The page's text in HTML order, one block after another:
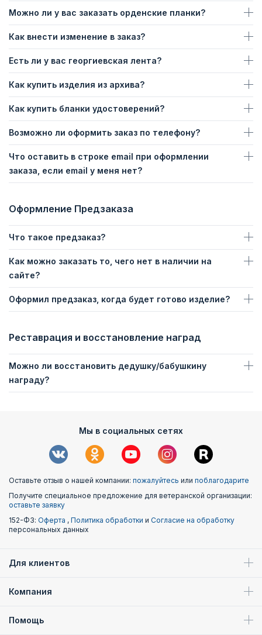
Можно ли у вас заказать орденские планки?
Как внести изменение в заказ?
Есть ли у вас георгиевская лента?
Как купить изделия из архива?
Как купить бланки удостоверений?
Возможно ли оформить заказ по телефону?
Что оставить в строке email при оформлении
заказа, если email у меня нет?
Оформление Предзаказа
Что такое предзаказ?
Как можно заказать то, чего нет в наличии на
сайте?
Оформил предзаказ, когда будет готово изделие?
Реставрация и восстановление наград
Можно ли восстановить дедушку/бабушкину
награду?
Мы в социальных сетях
Оставьте отзыв о нашей компании: пожалуйтесь или поблагодарите
Получите специальное предложение для ветеранской организации:
оставьте заявку
152-ФЗ: Оферта , Политика обработки и Согласие на обработку
персональных данных
Для клиентов
Компания
Помощь